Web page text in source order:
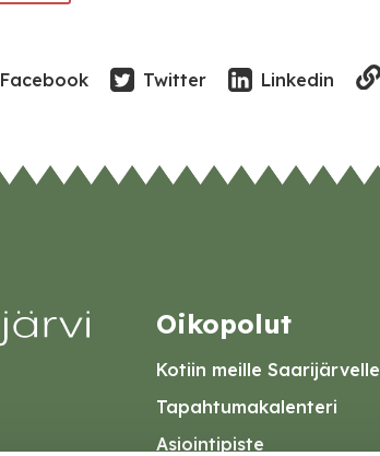
Facebook Twitter Linkedin
Oikopolut
Kotiin meille Saarijärvelle
Tapahtumakalenteri
Asiointipiste